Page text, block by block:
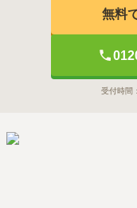
無料
受付時間：